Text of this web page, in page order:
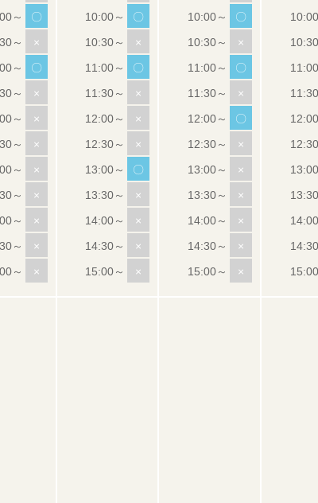
〇
×
〇
×
×
×
×
×
×
×
×
〇
×
〇
×
×
×
〇
×
×
×
×
〇
×
〇
×
〇
×
×
×
×
×
×